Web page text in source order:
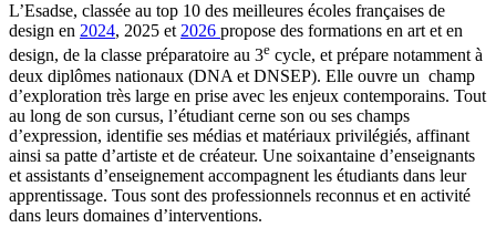
L’Esadse, classée au top 10 des meilleures écoles françaises de
design en 2024, 2025 et 2026 propose des formations en art et en
design, de la classe préparatoire au 3e cycle, et prépare notamment à
deux diplômes nationaux (DNA et DNSEP). Elle ouvre un champ
d’exploration très large en prise avec les enjeux contemporains. Tout
au long de son cursus, l’étudiant cerne son ou ses champs
d’expression, identifie ses médias et matériaux privilégiés, affinant
ainsi sa patte d’artiste et de créateur. Une soixantaine d’enseignants
et assistants d’enseignement accompagnent les étudiants dans leur
apprentissage. Tous sont des professionnels reconnus et en activité
dans leurs domaines d’interventions.